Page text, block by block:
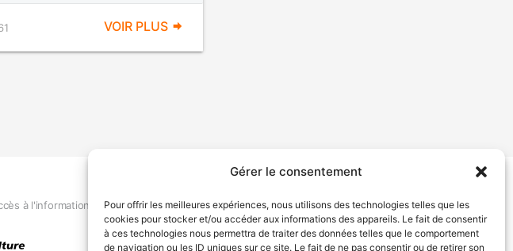
Gérer le consentement
Pour offrir les meilleures expériences, nous utilisons des technologies telles que les
cookies pour stocker et/ou accéder aux informations des appareils. Le fait de consentir
à ces technologies nous permettra de traiter des données telles que le comportement
de navigation ou les ID uniques sur ce site. Le fait de ne pas consentir ou de retirer son
VOIR PLUS
à l'information Déclaration de services Politique de confidentialité